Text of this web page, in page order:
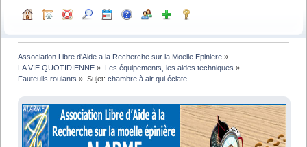
Association Libre d'Aide a la Recherche sur la Moelle Epiniere »
LA VIE QUOTIDIENNE » Les équipements, les aides techniques »
Fauteuils roulants » Sujet: chambre à air qui éclate...